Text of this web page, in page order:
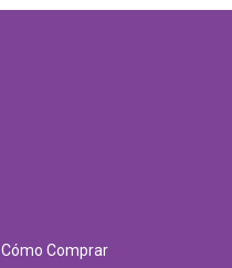
Cómo Comprar